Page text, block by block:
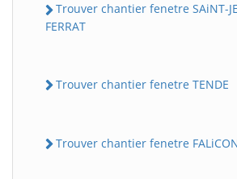
Trouver chantier fenetre SAiNT-
FERRAT
Trouver chantier fenetre TENDE
Trouver chantier fenetre